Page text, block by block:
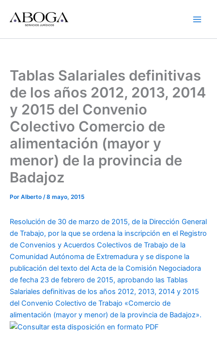
contenido
Tablas Salariales definitivas
de los años 2012, 2013, 2014
y 2015 del Convenio
Colectivo Comercio de
alimentación (mayor y
menor) de la provincia de
Badajoz
Por Alberto /8 mayo, 2015
Resolución de 30 de marzo de 2015, de la Dirección General
de Trabajo, por la que se ordena la inscripción en el Registro
de Convenios y Acuerdos Colectivos de Trabajo de la
Comunidad Autónoma de Extremadura y se dispone la
publicación del texto del Acta de la Comisión Negociadora
de fecha 23 de febrero de 2015, aprobando las Tablas
Salariales definitivas de los años 2012, 2013, 2014 y 2015
del Convenio Colectivo de Trabajo «Comercio de
alimentación (mayor y menor) de la provincia de Badajoz».